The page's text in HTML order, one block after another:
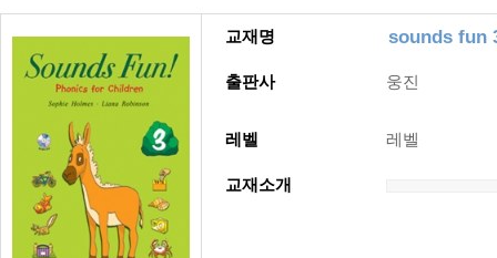
교재명 sounds fun
출판사 웅진
레벨 레벨
교재소개